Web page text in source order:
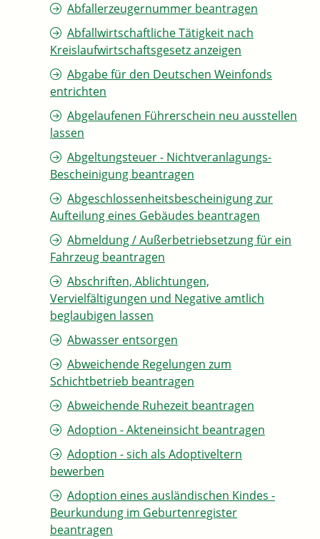
Abfallerzeugernummer beantragen
Abfallwirtschaftliche Tätigkeit nach
Kreislaufwirtschaftsgesetz anzeigen
Abgabe für den Deutschen Weinfonds
entrichten
Abgelaufenen Führerschein neu ausstellen
lassen
Abgeltungsteuer - Nichtveranlagungs-
Bescheinigung beantragen
Abgeschlossenheitsbescheinigung zur
Aufteilung eines Gebäudes beantragen
Abmeldung / Außerbetriebsetzung für ein
Fahrzeug beantragen
Abschriften, Ablichtungen,
Vervielfältigungen und Negative amtlich
beglaubigen lassen
Abwasser entsorgen
Abweichende Regelungen zum
Schichtbetrieb beantragen
Abweichende Ruhezeit beantragen
Adoption - Akteneinsicht beantragen
Adoption - sich als Adoptiveltern
bewerben
Adoption eines ausländischen Kindes -
Beurkundung im Geburtenregister
beantragen